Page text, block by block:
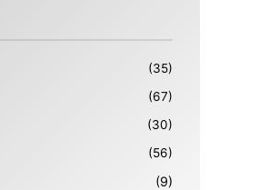
(35)
(67)
(30)
(56)
(9)